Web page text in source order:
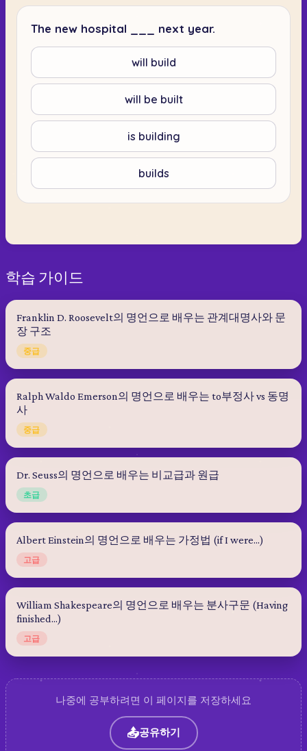
The new hospital ___ next year.
will build
will be built
is building
builds
학습 가이드
Franklin D. Roosevelt의 명언으로 배우는 관계대명사와 문
장 구조
중급
Ralph Waldo Emerson의 명언으로 배우는 to부정사 vs 동명
사
중급
Dr. Seuss의 명언으로 배우는 비교급과 원급
초급
Albert Einstein의 명언으로 배우는 가정법 (if I were...)
고급
William Shakespeare의 명언으로 배우는 분사구문 (Having
finished...)
고급
나중에 공부하려면 이 페이지를 저장하세요
📤공유하기